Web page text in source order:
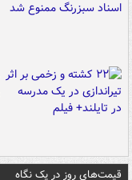
قیمت‌های روز در یک نگاه